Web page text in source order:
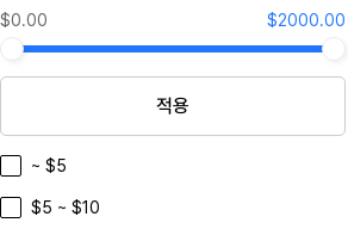
fenjiu
hongxingerguotou
xiaohutushen
Azienda Agricola Tua Rita
Kurokirishima
$0.00 $2000.00
적용
~ $5
$5 ~ $10